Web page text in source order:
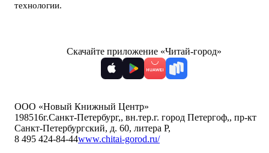
технологии.
Скачайте приложение «Читай-город»
ООО «Новый Книжный Центр»
198516г.Санкт-Петербург,, вн.тер.г. город Петергоф,, пр-кт
Санкт-Петербургский, д. 60, литера Р,
8 495 424-84-44www.chitai-gorod.ru/